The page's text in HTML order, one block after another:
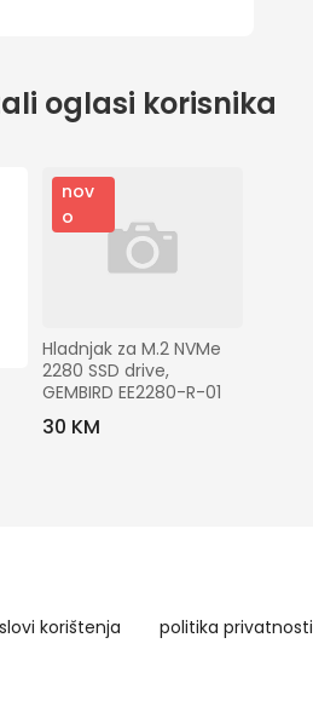
oglasi korisnika
nov
o
Hladnjak za M.2 NVMe
2280 SSD drive,
GEMBIRD EE2280-R-01
30 KM
korištenja politika privatnosti